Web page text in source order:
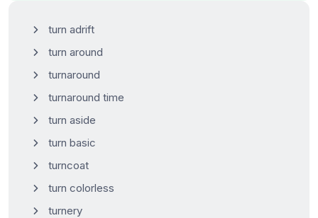
turn adrift
turn around
turnaround
turnaround time
turn aside
turn basic
turncoat
turn colorless
turnery